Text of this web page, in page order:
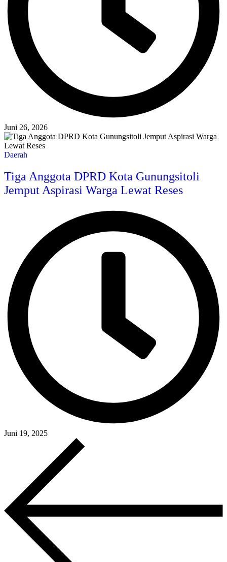
Juni 26, 2026
Daerah
Tiga Anggota DPRD Kota Gunungsitoli
Jemput Aspirasi Warga Lewat Reses
Juni 19, 2025